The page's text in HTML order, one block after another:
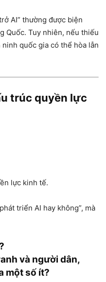
AI” thường được biện
Quốc. Tuy nhiên, nếu thiếu
quốc gia có thể hòa lẫn
trúc quyền lực
lực kinh tế.
triển AI hay không”, mà
và người dân,
một số ít?